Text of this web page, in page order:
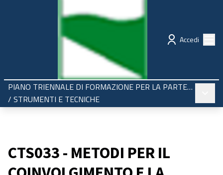
Regione Emilia-Romagna Partecipazione
Accedi
PIANO TRIENNALE DI FORMAZIONE PER LA PARTECIPAZIONE 2025-2027
/ STRUMENTI E TECNICHE
CTS033 - METODI PER IL